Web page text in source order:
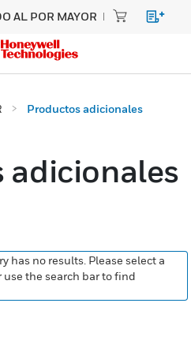
AL POR MAYOR
Productos adicionales
adicionales
has no results. Please select a
the search bar to find